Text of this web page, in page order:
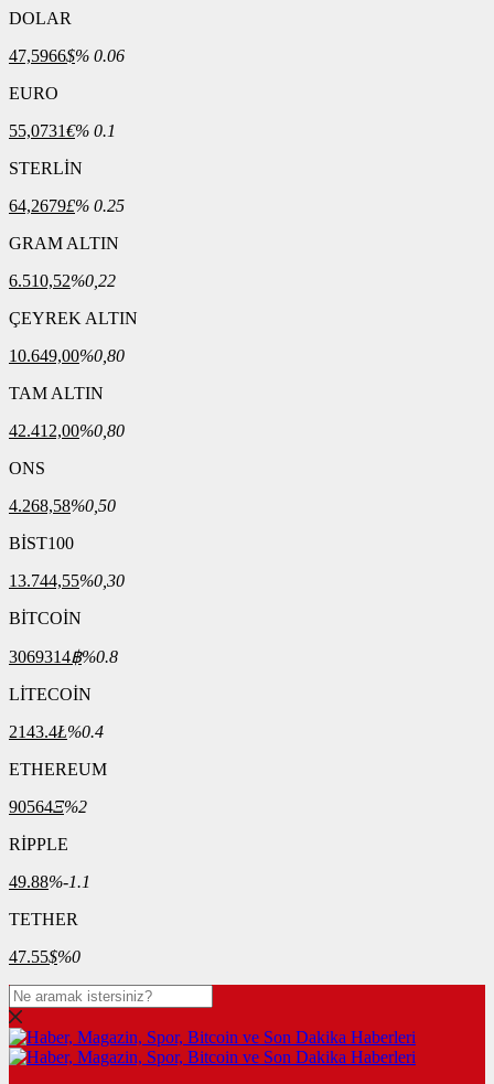
DOLAR
47,5966$% 0.06
EURO
55,0731€% 0.1
STERLİN
64,2679£% 0.25
GRAM ALTIN
6.510,52%0,22
ÇEYREK ALTIN
10.649,00%0,80
TAM ALTIN
42.412,00%0,80
ONS
4.268,58%0,50
BİST100
13.744,55%0,30
BİTCOİN
3069314฿%0.8
LİTECOİN
2143.4Ł%0.4
ETHEREUM
90564Ξ%2
RİPPLE
49.88%-1.1
TETHER
47.55$%0